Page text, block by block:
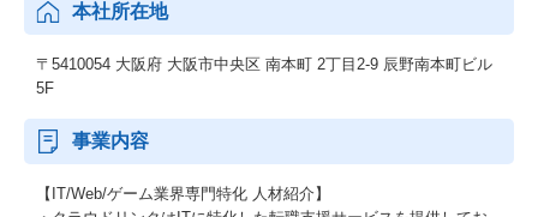
本社所在地
〒5410054 大阪府 大阪市中央区 南本町 2丁目2-9 辰野南本町ビル
5F
事業内容
【IT/Web/ゲーム業界専門特化 人材紹介】